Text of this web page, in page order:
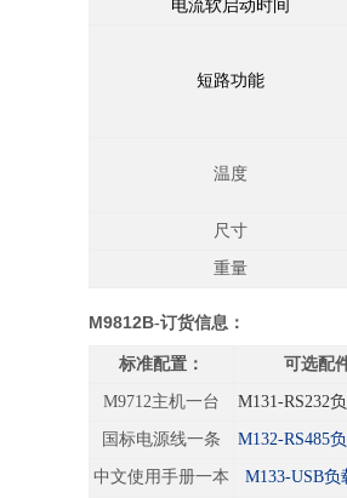
电流软启动时间
短路功能
温度
尺寸
重量
M9812B-订货信息：
标准配置： 可选配
M9712主机一台 M131-RS232
国标电源线一条 M132-RS485
中文使用手册一本 M133-USB负